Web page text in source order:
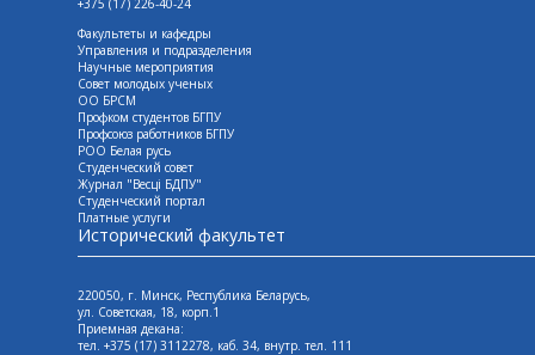
+375 (17) 226-40-24
Факультеты и кафедры
Управления и подразделения
Научные мероприятия
Совет молодых ученых
ОО БРСМ
Профком студентов БГПУ
Профсоюз работников БГПУ
РОО Белая русь
Студенческий совет
Журнал "Весцi БДПУ"
Студенческий портал
Платные услуги
Исторический факультет
220050, г. Минск, Республика Беларусь,
ул. Советская, 18, корп.1
Приемная декана:
тел. +375 (17) 3112278, каб. 34, внутр. тел. 111